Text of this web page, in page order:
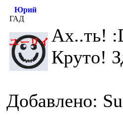
Юрий
ГАД
Ах..ть!
Круто!
Добавлено: